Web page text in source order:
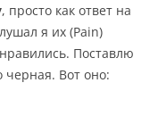
, просто как ответ на
я их (Pain)
Поставлю
черная. Вот оно: